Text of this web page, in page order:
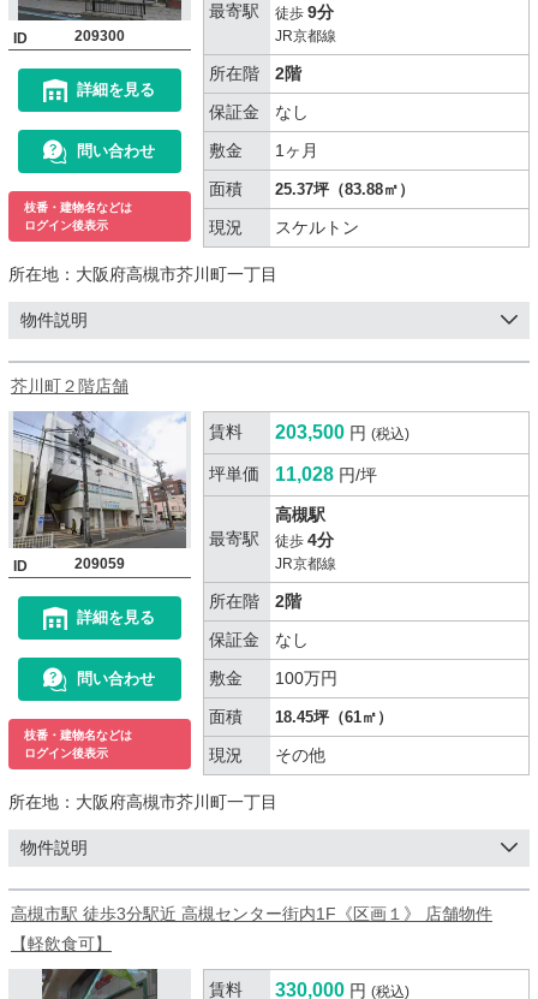
ID 209300
詳細を見る
問い合わせ
枝番・建物名などは
ログイン後表示
最寄駅 徒歩 9分
JR京都線
所在階
2階
保証金
なし
敷金
1ヶ月
面積
25.37坪（83.88㎡）
現況 スケルトン
所在地： 大阪府高槻市芥川町一丁目
物件説明
芥川町２階店舗
ID 209059
詳細を見る
問い合わせ
枝番・建物名などは
ログイン後表示
賃料 203,500 円 (税込)
坪単価 11,028 円/坪
最寄駅
高槻駅
徒歩 4分
JR京都線
所在階
2階
保証金
なし
敷金
100万円
面積
18.45坪（61㎡）
現況 その他
所在地： 大阪府高槻市芥川町一丁目
物件説明
高槻市駅 徒歩3分駅近 高槻センター街内1F《区画１》 店舗物件
【軽飲食可】
賃料 330,000 円 (税込)